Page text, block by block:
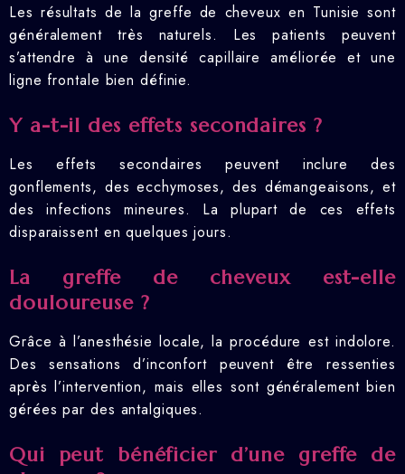
Les résultats de la greffe de cheveux en Tunisie sont
généralement très naturels. Les patients peuvent
s’attendre à une densité capillaire améliorée et une
ligne frontale bien définie.
Y a-t-il des effets secondaires ?
Les effets secondaires peuvent inclure des
gonflements, des ecchymoses, des démangeaisons, et
des infections mineures. La plupart de ces effets
disparaissent en quelques jours.
La greffe de cheveux est-elle
douloureuse ?
Grâce à l’anesthésie locale, la procédure est indolore.
Des sensations d’inconfort peuvent être ressenties
après l’intervention, mais elles sont généralement bien
gérées par des antalgiques.
Qui peut bénéficier d’une greffe de